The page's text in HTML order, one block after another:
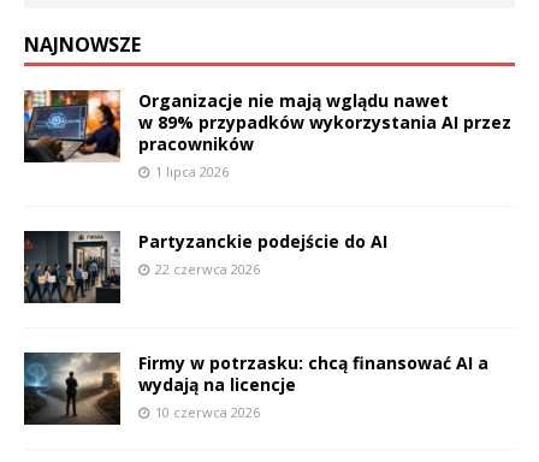
NAJNOWSZE
Organizacje nie mają wglądu nawet
w 89% przypadków wykorzystania AI przez
pracowników
1 lipca 2026
Partyzanckie podejście do AI
22 czerwca 2026
Firmy w potrzasku: chcą finansować AI a
wydają na licencje
10 czerwca 2026